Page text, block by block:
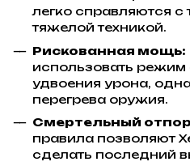
легко справляются с
тяжелой техникой.
Рискованная мощь:
использовать
удвоения урона,
перегрева оружия.
Смертельный
правила позволяют
сделать последний